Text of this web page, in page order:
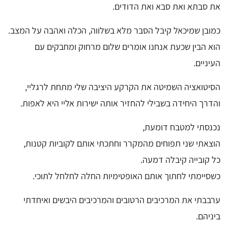
את סבתא ואת סבא ואת הדודים.
כמובן שמיכאל קיבל הסבר מלא בשלווה, הכלה ואהבה על המצב.
הוא הבין שכעת אנחנו אומרים שלום מרחוק ומחבקים עם
העיניים.
הסיטואציה השמיטה את הקרקע היציבה שלי מתחת לרגליי,
והדרך היחידה בשבילי להחזיר אותה ישירות אליי היא לאפות.
נכנסתי למטבח דומעת,
הוצאתי שני תפוחים מהמקרר וחתכתי אותם לקוביות קטנות,
כל קובייה קיבלה דמעה.
כשסיימתי לחתוך אותם האופטימיות החלה לחלחל לתוכי.
ערבבתי את המרכיבים הרטובים והמרכיבים היבשים ואיחדתי
ביניהם.